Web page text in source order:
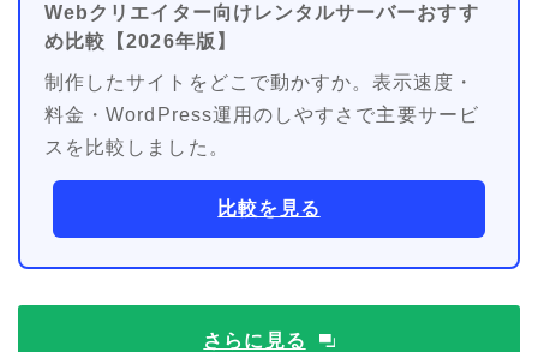
Webクリエイター向けレンタルサーバーおすす
め比較【2026年版】
制作したサイトをどこで動かすか。表示速度・
料金・WordPress運用のしやすさで主要サービ
スを比較しました。
比較を見る
さらに見る